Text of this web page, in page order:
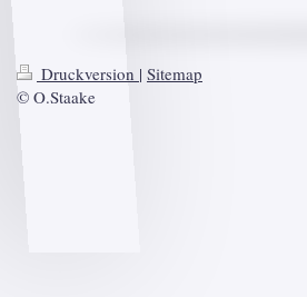
Druckversion | Sitemap
© O.Staake